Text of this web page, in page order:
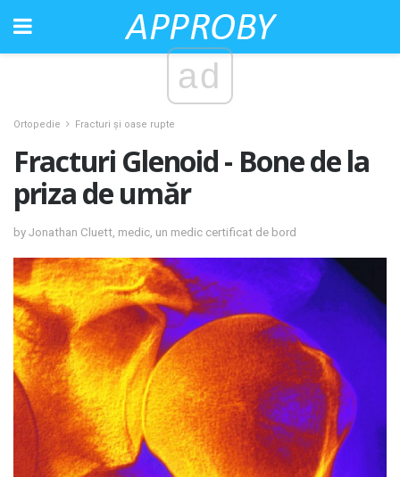
ad
Ortopedie Fracturi și oase rupte
Fracturi Glenoid - Bone de la
priza de umăr
by Jonathan Cluett, medic, un medic certificat de bord